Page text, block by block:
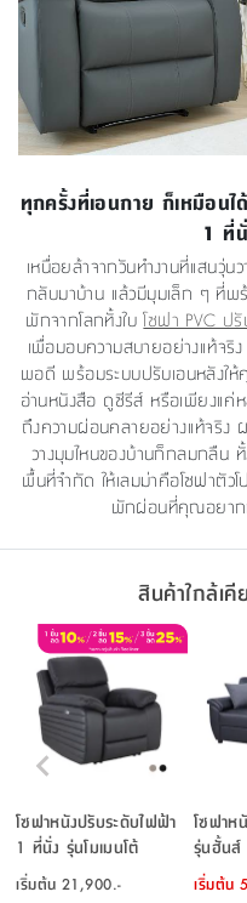
ทุกครั้งที่เอนกาย ก็เหมือน
1 ที่
เหนื่อยล้าจากวันทำงานที่แสนวุ่น
กลับมาบ้าน แล้วมีมุมเล็ก ๆ ที่พ
พักจากโลกทั้งใบโซฟา PVC ป
เพื่อมอบความสบายอย่างแท้จริ
พอดี พร้อมระบบปรับเอนหลังใ
อ่านหนังสือ ดูซีรีส์ หรือเพียงแค่ห
ถึงความผ่อนคลายอย่างแท้จริง
วางมุมไหนของบ้านก็กลมกลืน
พื้นที่จำกัด ให้เลมม่าคือโซฟาตั
พักผ่อนที่คุณอยาก
สินค้าใกล้เ
โซฟาหนังปรับระดับไฟฟ้า
1 ที่นั่ง รุ่นโมเมนโต้
เริ่มต้น 21,900.-
โซฟาห
รุ่นฮั้นส์
เริ่มต้น